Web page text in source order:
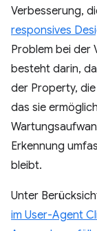
Verbesserung,
responsives
Problem bei der
besteht darin,
der Property,
das sie
Erkennung
bleibt.
Unter
im User-Agent